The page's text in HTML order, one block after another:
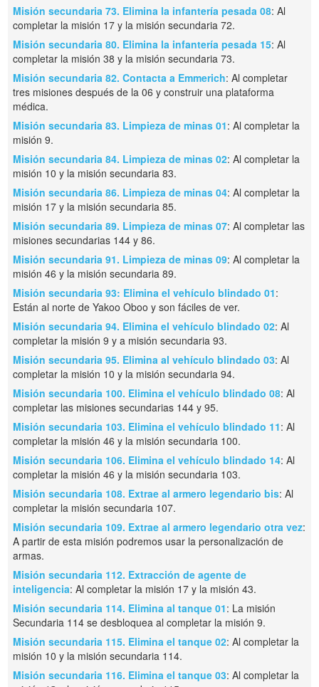
Misión secundaria 73. Elimina la infantería pesada 08: Al
completar la misión 17 y la misión secundaria 72.
Misión secundaria 80. Elimina la infantería pesada 15: Al
completar la misión 38 y la misión secundaria 73.
Misión secundaria 82. Contacta a Emmerich: Al completar
tres misiones después de la 06 y construir una plataforma
médica.
Misión secundaria 83. Limpieza de minas 01: Al completar la
misión 9.
Misión secundaria 84. Limpieza de minas 02: Al completar la
misión 10 y la misión secundaria 83.
Misión secundaria 86. Limpieza de minas 04: Al completar la
misión 17 y la misión secundaria 85.
Misión secundaria 89. Limpieza de minas 07: Al completar las
misiones secundarias 144 y 86.
Misión secundaria 91. Limpieza de minas 09: Al completar la
misión 46 y la misión secundaria 89.
Misión secundaria 93: Elimina el vehículo blindado 01:
Están al norte de Yakoo Oboo y son fáciles de ver.
Misión secundaria 94. Elimina el vehículo blindado 02: Al
completar la misión 9 y a misión secundaria 93.
Misión secundaria 95. Elimina al vehículo blindado 03: Al
completar la misión 10 y la misión secundaria 94.
Misión secundaria 100. Elimina el vehículo blindado 08: Al
completar las misiones secundarias 144 y 95.
Misión secundaria 103. Elimina el vehículo blindado 11: Al
completar la misión 46 y la misión secundaria 100.
Misión secundaria 106. Elimina el vehículo blindado 14: Al
completar la misión 46 y la misión secundaria 103.
Misión secundaria 108. Extrae al armero legendario bis: Al
completar la misión secundaria 107.
Misión secundaria 109. Extrae al armero legendario otra vez:
A partir de esta misión podremos usar la personalización de
armas.
Misión secundaria 112. Extracción de agente de
inteligencia: Al completar la misión 17 y la misión 43.
Misión secundaria 114. Elimina al tanque 01: La misión
Secundaria 114 se desbloquea al completar la misión 9.
Misión secundaria 115. Elimina el tanque 02: Al completar la
misión 10 y la misión secundaria 114.
Misión secundaria 116. Elimina el tanque 03: Al completar la